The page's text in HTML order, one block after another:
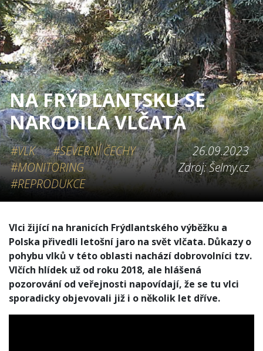
NA FRÝDLANTSKU SE
NARODILA VLČATA
#VLK
#SEVERNÍ ČECHY
#MONITORING
#REPRODUKCE
26.09.2023
Zdroj: Šelmy.cz
Vlci žijící na hranicích Frýdlantského výběžku a
Polska přivedli letošní jaro na svět vlčata. Důkazy o
pohybu vlků v této oblasti nachází dobrovolníci tzv.
Vlčích hlídek už od roku 2018, ale hlášená
pozorování od veřejnosti napovídají, že se tu vlci
sporadicky objevovali již i o několik let dříve.